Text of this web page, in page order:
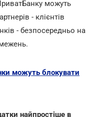
можуть
- клієнтів
- безпосередньо на
можуть блокувати
найпростіше в